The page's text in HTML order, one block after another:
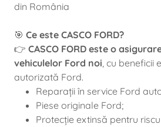
din România
🎯 Ce este CASCO FORD?
👉 CASCO FORD este o
vehiculelor Ford noi, cu beneficii
autorizată Ford.
Reparații în service Ford
Piese originale Ford;
Protecție extinsă pentru